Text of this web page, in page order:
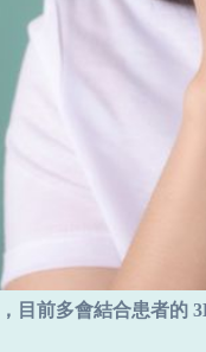
目前多會結合患者的